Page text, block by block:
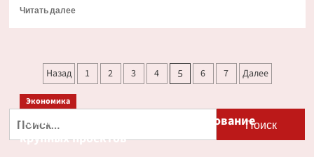
Читать далееПрочитать
Проценко:
оснований
не
Пагинация
записей
Назад 1 2 3 4 5 6 7 Далее
Экономика
Путин и Костин обсудили кредитование
крупных проектов